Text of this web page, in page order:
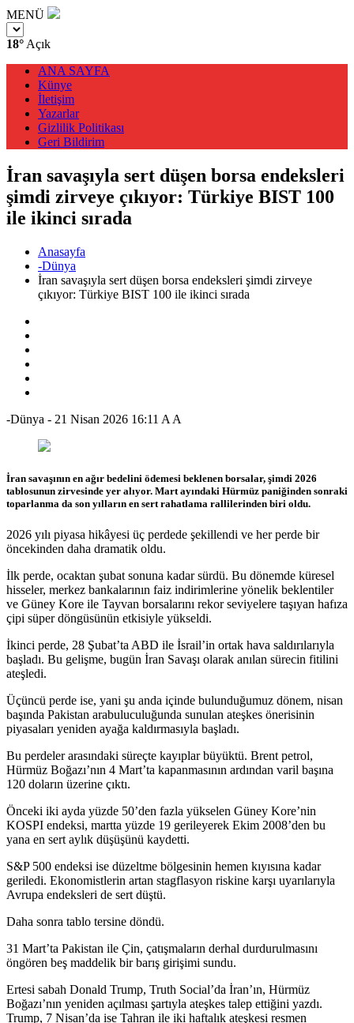
MENÜ
18° Açık
ANA SAYFA
Künye
İletişim
Yazarlar
Gizlilik Politikası
Geri Bildirim
İran savaşıyla sert düşen borsa endeksleri
şimdi zirveye çıkıyor: Türkiye BIST 100
ile ikinci sırada
Anasayfa
-Dünya
İran savaşıyla sert düşen borsa endeksleri şimdi zirveye
çıkıyor: Türkiye BIST 100 ile ikinci sırada
-Dünya - 21 Nisan 2026 16:11 A A
İran savaşının en ağır bedelini ödemesi beklenen borsalar, şimdi 2026
tablosunun zirvesinde yer alıyor. Mart ayındaki Hürmüz paniğinden sonraki
toparlanma da son yılların en sert rahatlama rallilerinden biri oldu.
2026 yılı piyasa hikâyesi üç perdede şekillendi ve her perde bir
öncekinden daha dramatik oldu.
İlk perde, ocaktan şubat sonuna kadar sürdü. Bu dönemde küresel
hisseler, merkez bankalarının faiz indirimlerine yönelik beklentiler
ve Güney Kore ile Tayvan borsalarını rekor seviyelere taşıyan hafıza
çipi süper döngüsünün etkisiyle yükseldi.
İkinci perde, 28 Şubat’ta ABD ile İsrail’in ortak hava saldırılarıyla
başladı. Bu gelişme, bugün İran Savaşı olarak anılan sürecin fitilini
ateşledi.
Üçüncü perde ise, yani şu anda içinde bulunduğumuz dönem, nisan
başında Pakistan arabuluculuğunda sunulan ateşkes önerisinin
piyasaları yeniden ayağa kaldırmasıyla başladı.
Bu perdeler arasındaki süreçte kayıplar büyüktü. Brent petrol,
Hürmüz Boğazı’nın 4 Mart’ta kapanmasının ardından varil başına
120 doların üzerine çıktı.
Önceki iki ayda yüzde 50’den fazla yükselen Güney Kore’nin
KOSPI endeksi, martta yüzde 19 gerileyerek Ekim 2008’den bu
yana en sert aylık düşüşünü kaydetti.
S&P 500 endeksi ise düzeltme bölgesinin hemen kıyısına kadar
geriledi. Ekonomistlerin artan stagflasyon riskine karşı uyarılarıyla
Avrupa endeksleri de sert düştü.
Daha sonra tablo tersine döndü.
31 Mart’ta Pakistan ile Çin, çatışmaların derhal durdurulmasını
öngören beş maddelik bir barış girişimi sundu.
Ertesi sabah Donald Trump, Truth Social’da İran’ın, Hürmüz
Boğazı’nın yeniden açılması şartıyla ateşkes talep ettiğini yazdı.
Trump, 7 Nisan’da ise Tahran ile iki haftalık ateşkesi resmen